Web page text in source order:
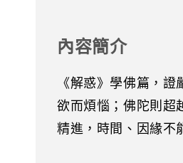
內容簡介
《解惑》學佛篇，
欲而煩惱；佛陀則超
精進，時間、因緣不